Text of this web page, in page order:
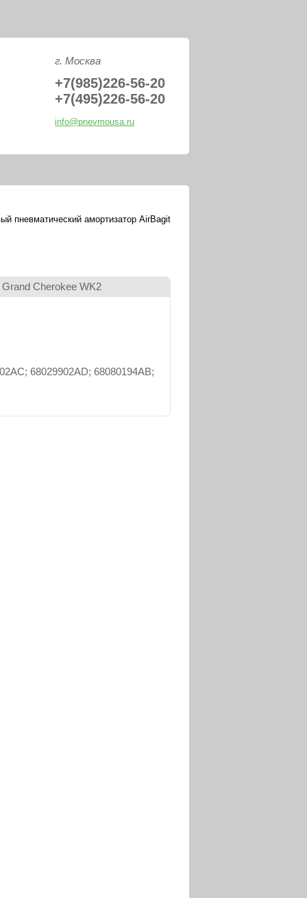
г. Москва
+7(985)226-56-20
+7(495)226-56-20
info@pnevmousa.ru
пневматический амортизатор AirBagit
Cherokee WK2
68029902AD; 68080194AB;